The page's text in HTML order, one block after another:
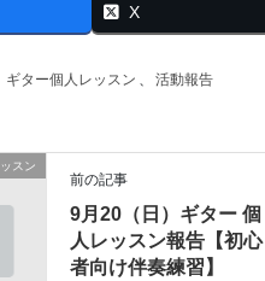
X
ギター個人レッスン 、 活動報告
スン
前の記事
9月20（日）ギター 個
人レッスン報告【初心
者向け伴奏練習】